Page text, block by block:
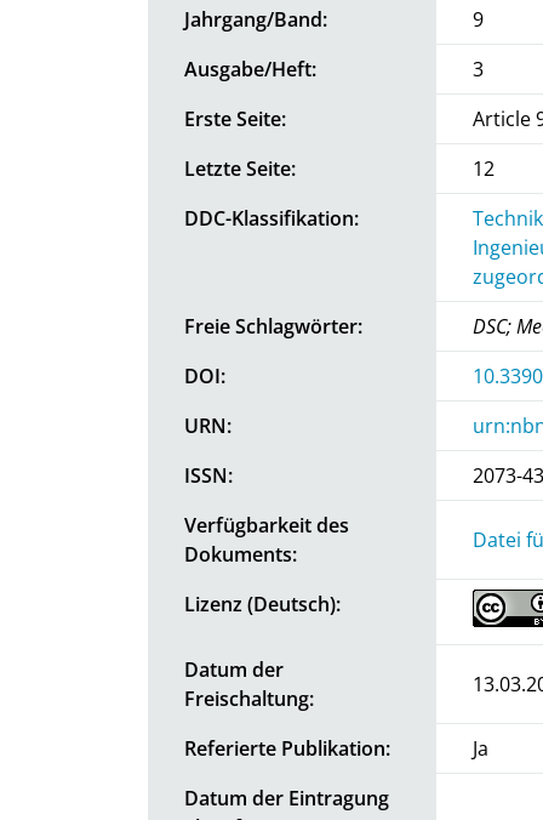
Jahrgang/Band:
9
Ausgabe/Heft:
3
Erste Seite:
Article
Letzte Seite:
12
DDC-Klassifikation:
Freie Schlagwörter:
DSC;
DOI:
URN:
ISSN:
2073-
Verfügbarkeit des
Dokuments:
Datei
Lizenz (Deutsch):
Datum der
Freischaltung:
Referierte Publikation:
Ja
Datum der Eintragung